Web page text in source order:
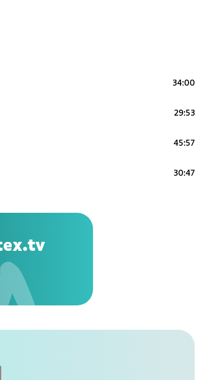
34:00
29:53
45:57
30:47